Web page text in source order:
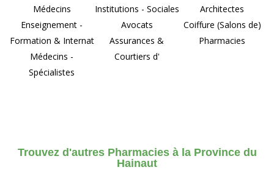
Médecins
Enseignement -
Formation & Internat
Médecins -
Spécialistes
Institutions - Sociales
Avocats
Assurances &
Courtiers d'
Architectes
Coiffure (Salons de)
Pharmacies
Trouvez d'autres Pharmacies à la Province du
Hainaut